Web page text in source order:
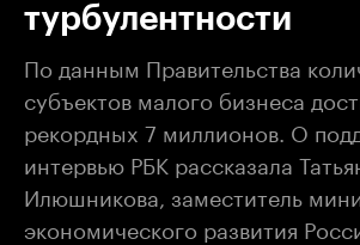
турбулентности
По данным Правительства
субъектов малого бизнеса
рекордных 7 миллионов. О
интервью РБК рассказала
Илюшникова, заместитель
экономического развития